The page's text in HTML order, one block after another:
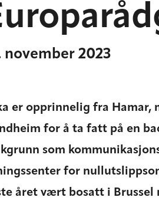
november 2023
er opprinnelig fra
for å ta fatt på en
som
for
året vært bosatt i Brussel